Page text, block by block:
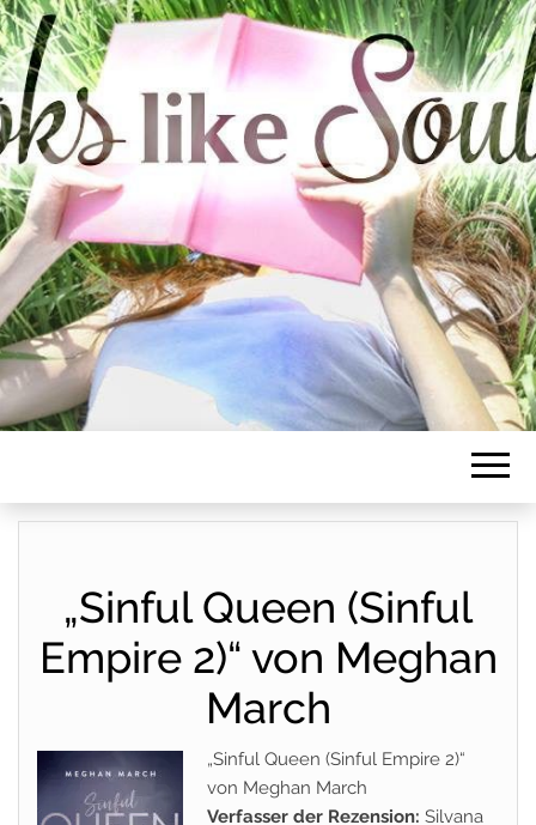
BOOKS LIKE
SOULMATE
„Sinful Queen (Sinful
Empire 2)“ von Meghan
March
„Sinful Queen (Sinful Empire 2)“
von Meghan March
Verfasser der Rezension: Silvana